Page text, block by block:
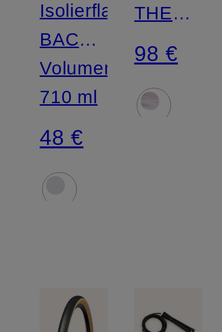
Isolierflasche
BACK
TO
LIFE
Volumen:
710 ml
48 €
THE
MAT
5MM
98 €